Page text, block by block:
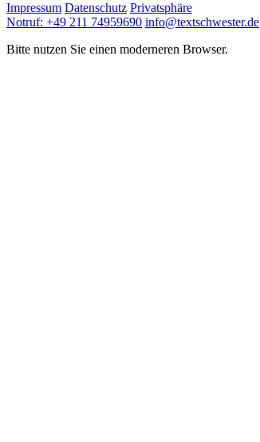
Impressum Datenschutz Privatsphäre
Notruf: +49 211 74959690 info@textschwester.de
Bitte nutzen Sie einen moderneren Browser.